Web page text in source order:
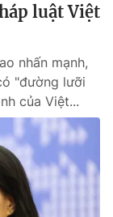
luật Việt
nhấn mạnh,
"đường lưỡi
của Việt...